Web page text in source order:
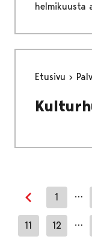
helmikuusta
Etusivu
Previous page
1 …
11 12 …